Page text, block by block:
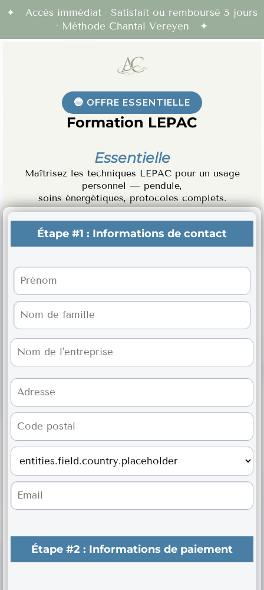
✦ Accès immédiat · Satisfait ou remboursé 5 jours
· Méthode Chantal Vereyen ✦
🔵 OFFRE ESSENTIELLE
Formation LEPAC
Essentielle
Maîtrisez les techniques LEPAC pour un usage
personnel — pendule,
soins énergétiques, protocoles complets.
Étape #1 : Informations de contact
Étape #2 : Informations de paiement